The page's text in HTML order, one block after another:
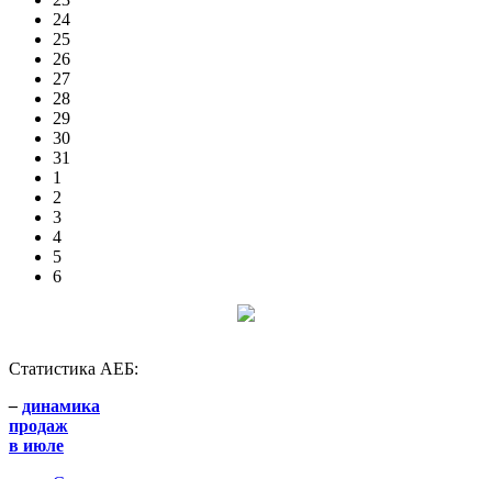
24
25
26
27
28
29
30
31
1
2
3
4
5
6
Статистика АЕБ:
– динамика
продаж
в июле